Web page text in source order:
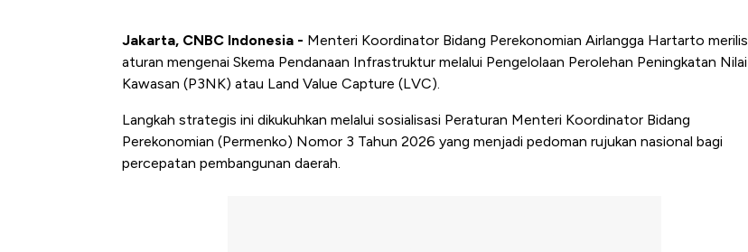
Jakarta, CNBC Indonesia - Menteri Koordinator Bidang Perekonomian Airlangga Hartarto merilis
aturan mengenai Skema Pendanaan Infrastruktur melalui Pengelolaan Perolehan Peningkatan Nilai
Kawasan (P3NK) atau Land Value Capture (LVC).
Langkah strategis ini dikukuhkan melalui sosialisasi Peraturan Menteri Koordinator Bidang
Perekonomian (Permenko) Nomor 3 Tahun 2026 yang menjadi pedoman rujukan nasional bagi
percepatan pembangunan daerah.